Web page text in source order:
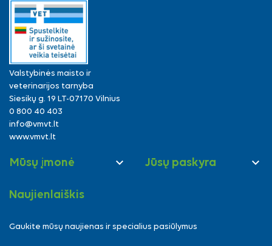
Valstybinės maisto ir
veterinarijos tarnyba
Siesikų g. 19 LT-07170 Vilnius
0 800 40 403
info@vmvt.lt
www.vmvt.lt
Mūsų įmonė  Jūsų paskyra 
Naujienlaiškis
Gaukite mūsų naujienas ir specialius pasiūlymus